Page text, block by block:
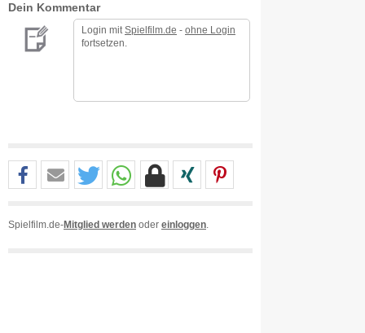
Dein Kommentar
Login mit Spielfilm.de - ohne Login
fortsetzen.
Spielfilm.de-Mitglied werden oder einloggen